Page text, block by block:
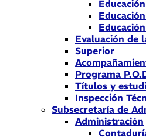
Evaluación de
Superior
Programa
Títulos y
Inspección
Subsecretaría de
Administración